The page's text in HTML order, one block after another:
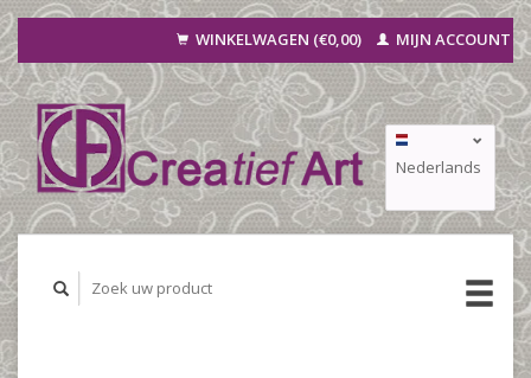
WINKELWAGEN (€0,00) MIJN ACCOUNT
Nederlands
Deutsch